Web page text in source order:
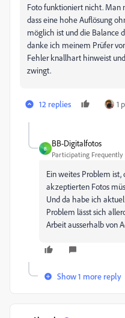
Foto funktioniert nicht. Man
dass eine hohe Auflösung
möglich ist und die Balance
danke ich meinem Prüfer
Fehler knallhart hinweist
zwingt.
12 replies 1
B
BB-Digitalfotos
Participating Frequently
Ein weites Problem
akzeptierten Fotos
Und da habe ich
Problem lässt sich
Arbeit ausserhalb von
Show 1 more reply